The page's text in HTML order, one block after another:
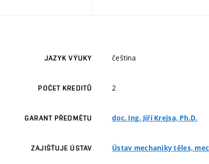
JAZYK VÝUKY čeština
POČET KREDITŮ 2
GARANT PŘEDMĚTU doc. Ing. Jiří Krejsa, Ph.D.
ZAJIŠŤUJE ÚSTAV Ústav mechaniky těles,